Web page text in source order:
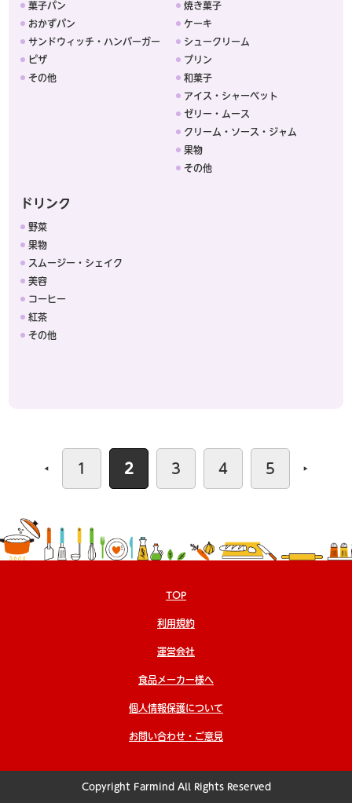
菓子パン
おかずパン
サンドウィッチ・ハンバーガー
ピザ
その他
焼き菓子
ケーキ
シュークリーム
プリン
和菓子
アイス・シャーベット
ゼリー・ムース
クリーム・ソース・ジャム
果物
その他
ドリンク
野菜
果物
スムージー・シェイク
美容
コーヒー
紅茶
その他
1 2 3 4 5
TOP
利用規約
運営会社
食品メーカー様へ
個人情報保護について
お問い合わせ・ご意見
Copyright Farmind All Rights Reserved